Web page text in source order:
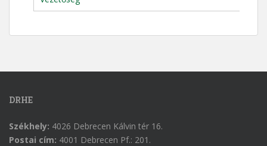
DRHE
Székhely: 4026 Debrecen Kálvin tér 16.
Postai cím: 4001 Debrecen Pf.: 201.